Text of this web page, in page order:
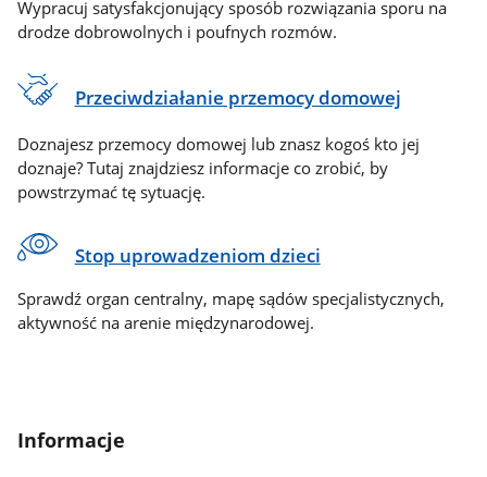
Wypracuj satysfakcjonujący sposób rozwiązania sporu na
drodze dobrowolnych i poufnych rozmów.
Przeciwdziałanie przemocy domowej
Doznajesz przemocy domowej lub znasz kogoś kto jej
doznaje? Tutaj znajdziesz informacje co zrobić, by
powstrzymać tę sytuację.
Stop uprowadzeniom dzieci
Sprawdź organ centralny, mapę sądów specjalistycznych,
aktywność na arenie międzynarodowej.
Informacje